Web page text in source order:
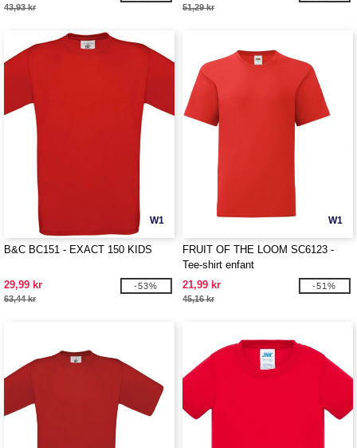
43,93 kr 51,29 kr
W1
B&C BC151 - EXACT 150 KIDS
29,99 kr
63,44 kr
-53%
W1
FRUIT OF THE LOOM SC6123 -
Tee-shirt enfant
21,99 kr
45,16 kr
-51%